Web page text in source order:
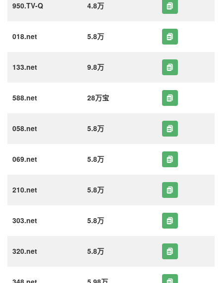
950.TV-Q 4.8万
018.net 5.8万
133.net 9.8万
588.net 28万宝
058.net 5.8万
069.net 5.8万
210.net 5.8万
303.net 5.8万
320.net 5.8万